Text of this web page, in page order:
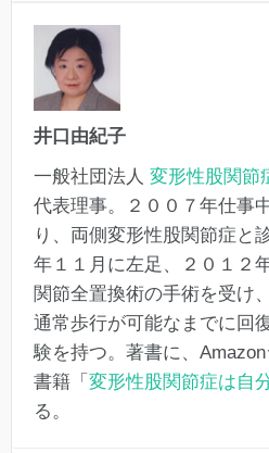
井口由紀子
一般社団法人 変形性股関節
代表理事。２００７年仕事
り、両側変形性股関節症と
年１１月に左足、２０１２
関節全置換術の手術を受け
通常歩行が可能なまでに回
験を持つ。著書に、
書籍「 変形性股関節症は自
る。